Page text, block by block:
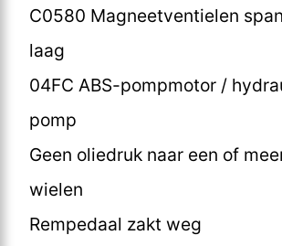
C0580 Magneetventielen
laag
04FC ABS-pompmotor /
pomp
Geen oliedruk naar een of
wielen
Rempedaal zakt weg